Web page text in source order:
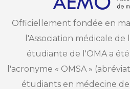
Officiellement fondée en
l'Association médicale
étudiante de l'OMA a
l'acronyme « OMSA »
étudiants en médecine